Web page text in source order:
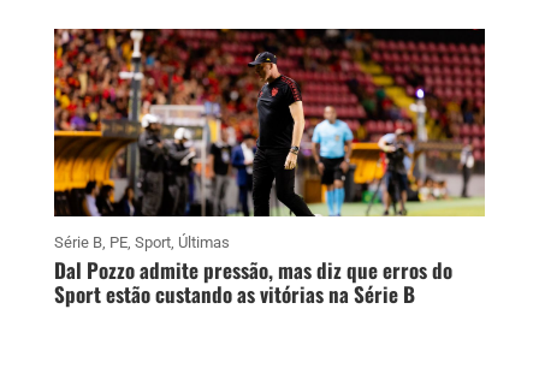
Série B, PE, Sport, Últimas
Dal Pozzo admite pressão, mas diz que erros do
Sport estão custando as vitórias na Série B